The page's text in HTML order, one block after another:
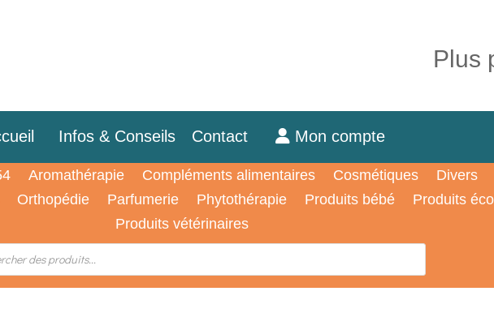
Plus
Infos & Conseils Contact Mon compte
Aromathérapie Compléments alimentaires Cosmétiques Divers
Orthopédie Parfumerie Phytothérapie Produits bébé Produits
Produits vétérinaires